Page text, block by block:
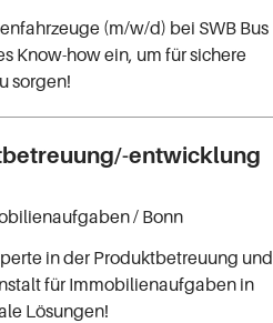
(m/w/d) bei SWB Bus
Know-how ein, um für sichere
sorgen!
entwicklung
/ Bonn
in der Produktbetreuung und
für Immobilienaufgaben in
Lösungen!